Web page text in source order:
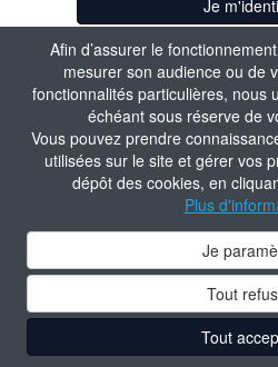
Afin d’assurer le
mesurer son audience ou de
fonctionnalités particulières, nous
échéant sous réserve de
Vous pouvez prendre
utilisées sur le site et gérer vos
dépôt des cookies, en
Plus
Je
Tout
Tout
Je